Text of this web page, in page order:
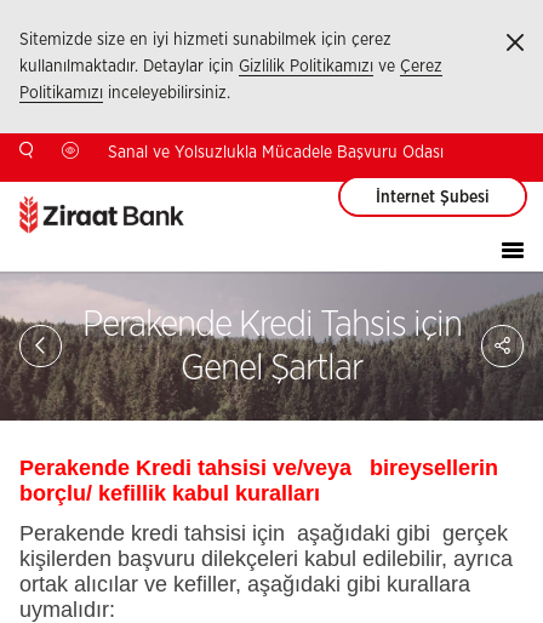
Sitemizde size en iyi hizmeti sunabilmek için çerez
kullanılmaktadır. Detaylar için Gizlilik Politikamızı ve Çerez
Politikamızı inceleyebilirsiniz.
Sanal ve Yolsuzlukla Mücadele Başvuru Odası
İnternet Şubesi
Perakende Kredi Tahsis için
Genel Şartlar
Perakende Kredi tahsisi ve/veya bireysellerin
borçlu/ kefillik kabul kuralları
Perakende kredi tahsisi için aşağıdaki gibi gerçek
kişilerden başvuru dilekçeleri kabul edilebilir, ayrıca
ortak alıcılar ve kefiller, aşağıdaki gibi kurallara
uymalıdır: